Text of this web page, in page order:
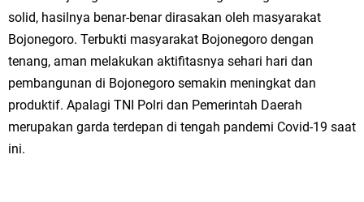
solid, hasilnya benar-benar dirasakan oleh masyarakat
Bojonegoro. Terbukti masyarakat Bojonegoro dengan
tenang, aman melakukan aktifitasnya sehari hari dan
pembangunan di Bojonegoro semakin meningkat dan
produktif. Apalagi TNI Polri dan Pemerintah Daerah
merupakan garda terdepan di tengah pandemi Covid-19 saat
ini.